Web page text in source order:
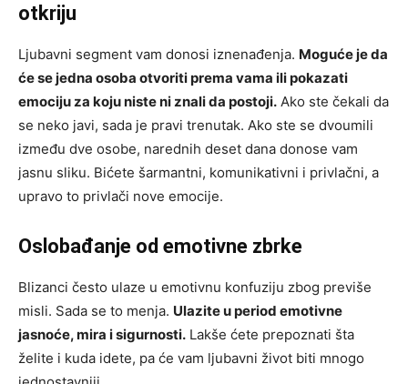
otkriju
Ljubavni segment vam donosi iznenađenja. Moguće je da
će se jedna osoba otvoriti prema vama ili pokazati
emociju za koju niste ni znali da postoji. Ako ste čekali da
se neko javi, sada je pravi trenutak. Ako ste se dvoumili
između dve osobe, narednih deset dana donose vam
jasnu sliku. Bićete šarmantni, komunikativni i privlačni, a
upravo to privlači nove emocije.
Oslobađanje od emotivne zbrke
Blizanci često ulaze u emotivnu konfuziju zbog previše
misli. Sada se to menja. Ulazite u period emotivne
jasnoće, mira i sigurnosti. Lakše ćete prepoznati šta
želite i kuda idete, pa će vam ljubavni život biti mnogo